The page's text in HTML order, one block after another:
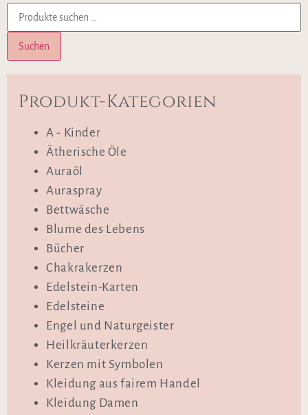
Suchen
Produkt-Kategorien
A - Kinder
Ätherische Öle
Auraöl
Auraspray
Bettwäsche
Blume des Lebens
Bücher
Chakrakerzen
Edelstein-Karten
Edelsteine
Engel und Naturgeister
Heilkräuterkerzen
Kerzen mit Symbolen
Kleidung aus fairem Handel
Kleidung Damen